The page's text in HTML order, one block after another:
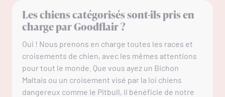
Les chiens catégorisés sont-ils pris en
charge par Goodflair ?
Oui ! Nous prenons en charge toutes les races et
croisements de chien, avec les mêmes attentions
pour tout le monde. Que vous ayez un Bichon
Maltais ou un croisement visé par la loi chiens
dangereux comme le Pitbull, il bénéficie de notre